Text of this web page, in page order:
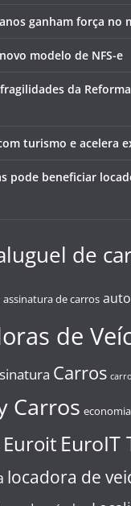
ganham força no
modelo de NFS-e
da
turismo e acelera
pode beneficiar
de
assinatura de carros
de
Carros
Carros economia
Euroit EuroIT
locadora de